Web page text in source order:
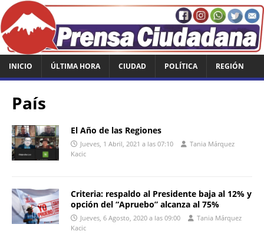
INICIO ÚLTIMA HORA CIUDAD POLÍTICA REGIÓN
País
El Año de las Regiones
Jueves, 1 Abril, 2021 a las 07:10
Tania Márquez
Kacic
Criteria: respaldo al Presidente baja al 12% y
opción del “Apruebo” alcanza al 75%
Jueves, 6 Agosto, 2020 a las 09:00
Tania Márquez
Kacic